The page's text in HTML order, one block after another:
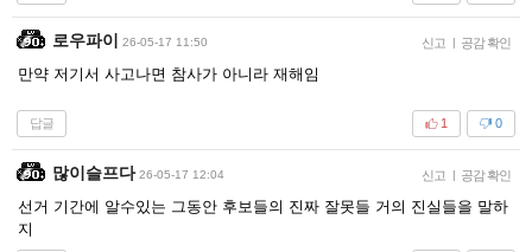
로우파이 26-05-17 11:50 신고 | 공감 확인
만약 저기서 사고나면 참사가 아니라 재해임
답글 0
1
많이슬프다 26-05-17 12:04 신고 | 공감 확인
선거 기간에 알수있는 그동안 후보들의 진짜 잘못들 거의 진실들을 말하
지